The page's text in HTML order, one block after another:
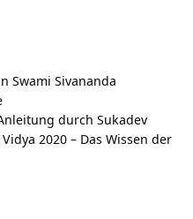
Swami Sivananda
durch Sukadev
2020 – Das Wissen der